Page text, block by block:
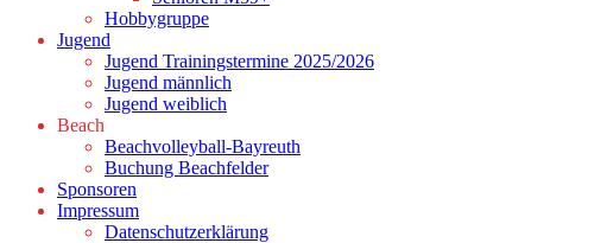
Hobbygruppe
Jugend
Jugend Trainingstermine 2025/2026
Jugend männlich
Jugend weiblich
Beach
Beachvolleyball-Bayreuth
Buchung Beachfelder
Sponsoren
Impressum
Datenschutzerklärung